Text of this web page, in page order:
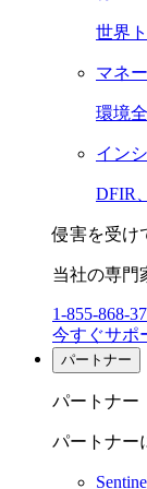
世界
マネ
環境
イン
DFIR
侵害を受け
当社の専門
1-855-868-
今すぐサポ
パートナー
パートナー
パートナー